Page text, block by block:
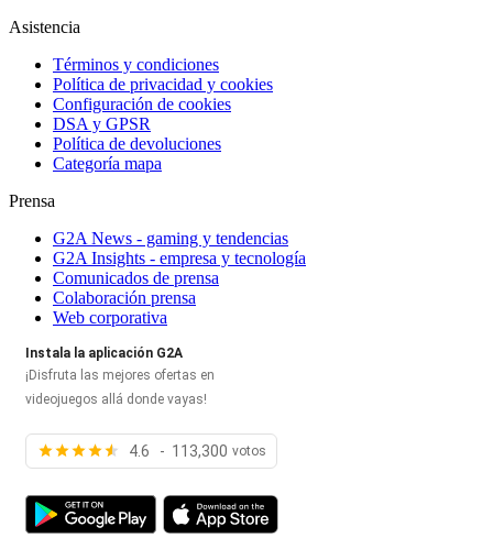
Asistencia
Términos y condiciones
Política de privacidad y cookies
Configuración de cookies
DSA y GPSR
Política de devoluciones
Categoría mapa
Prensa
G2A News - gaming y tendencias
G2A Insights - empresa y tecnología
Comunicados de prensa
Colaboración prensa
Web corporativa
Instala la aplicación G2A
¡Disfruta las mejores ofertas en
videojuegos allá donde vayas!
4.6 - 113,300 votos